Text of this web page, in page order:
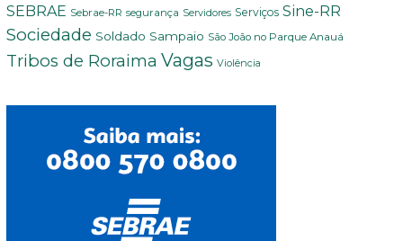
SEBRAE Sebrae-RR segurança Servidores Serviços Sine-RR
Sociedade Soldado Sampaio São João no Parque Anauá
Tribos de Roraima Vagas Violência